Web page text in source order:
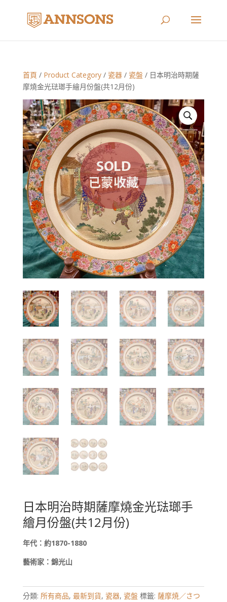
首頁 / Product Category/ 瓷器/ 瓷盤/ 日本明治時期薩
摩燒金光琺瑯手繪月份盤(共12月份)
日本明治時期薩摩燒金光琺瑯手
繪月份盤(共12月份)
年代：約1870-1880
藝術家：錦光山
分類: 所有商品, 最新到貨, 瓷器, 瓷盤 標籤: 薩摩焼／さつ